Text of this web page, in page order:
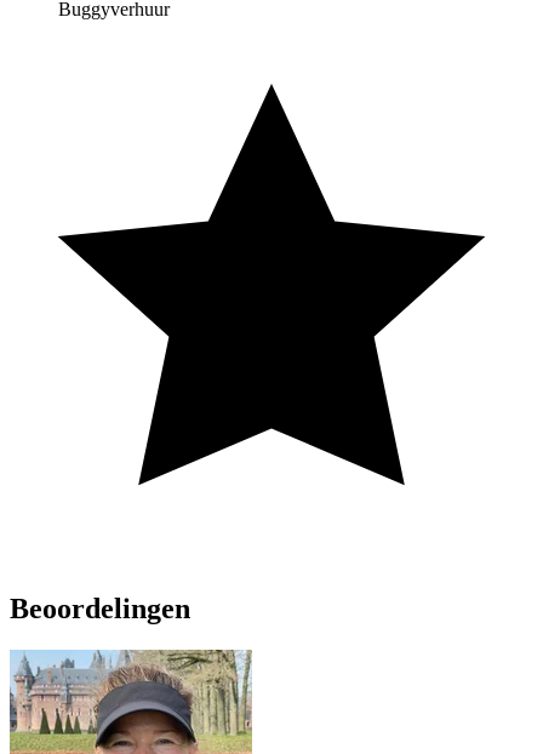
Buggyverhuur
Beoordelingen